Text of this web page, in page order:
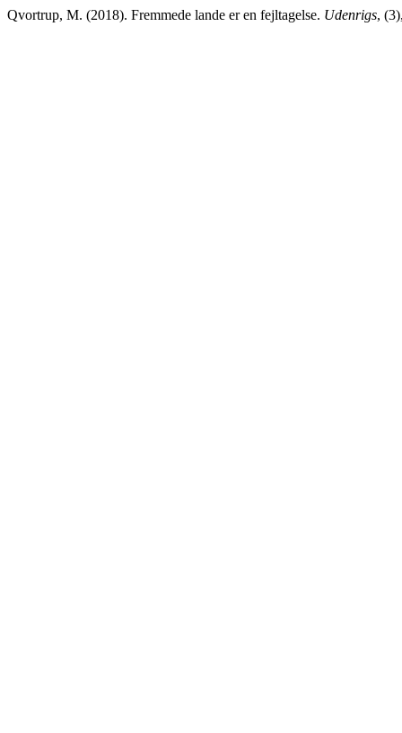
Qvortrup, M. (2018). Fremmede lande er en fejltagelse. Udenrigs,